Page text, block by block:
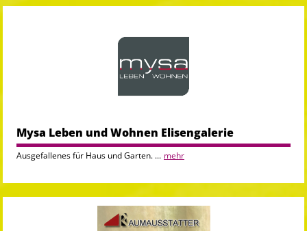
Mysa Leben und Wohnen Elisengalerie
Ausgefallenes für Haus und Garten. ... mehr